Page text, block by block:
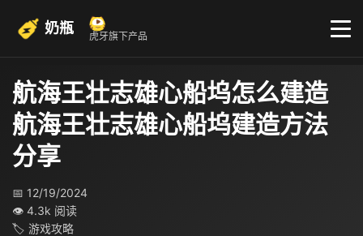
奶瓶 虎牙旗下产品
航海王壮志雄心船坞怎么建造
航海王壮志雄心船坞建造方法
分享
📅 12/19/2024
👁 4.3k 阅读
🏷 游戏攻略